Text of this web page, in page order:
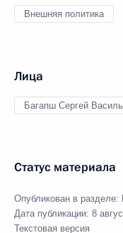
Внешняя политика
Лица
Багапш Сергей
Статус материала
Опубликован в разделе:
Дата публикации: 8
Текстовая версия